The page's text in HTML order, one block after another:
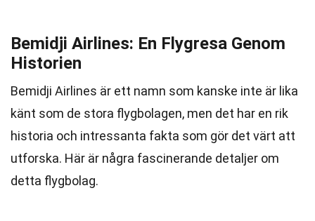
Bemidji Airlines: En Flygresa Genom
Historien
Bemidji Airlines är ett namn som kanske inte är lika
känt som de stora flygbolagen, men det har en rik
historia och intressanta fakta som gör det värt att
utforska. Här är några fascinerande detaljer om
detta flygbolag.